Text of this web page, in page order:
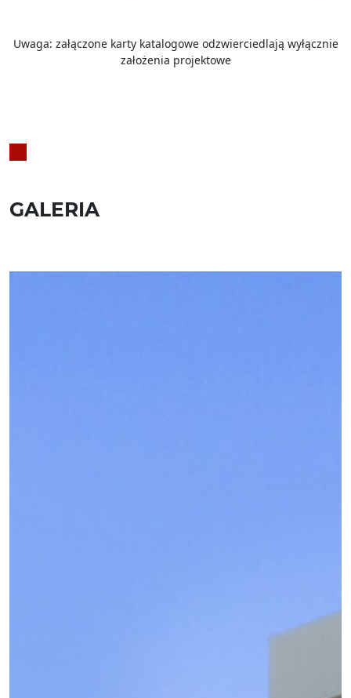
Uwaga: załączone karty katalogowe odzwierciedlają wyłącznie
założenia projektowe
GALERIA